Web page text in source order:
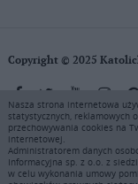
Copyright © 2025
KAI zastrzega wszelkie
i drukować fragmenty
wyłącznie do użytku
zawartości niniejszego
Nasza strona internetowa
statystycznych, reklamowych
przechowywania cookies na
internetowej.
Administratorem danych
Informacyjna sp. z o.o. z
w celu wykonania umowy